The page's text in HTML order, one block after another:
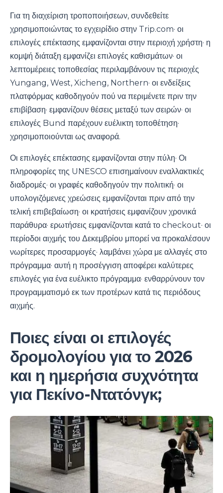
Για τη διαχείριση τροποποιήσεων, συνδεθείτε
χρησιμοποιώντας το εγχειρίδιο στην Trip.com· οι
επιλογές επέκτασης εμφανίζονται στην περιοχή χρήστη· η
κομψή διάταξη εμφανίζει επιλογές καθισμάτων· οι
λεπτομέρειες τοποθεσίας περιλαμβάνουν τις περιοχές
Yungang, West, Xicheng, Northern· οι ενδείξεις
πλατφόρμας καθοδηγούν πού να περιμένετε πριν την
επιβίβαση· εμφανίζουν θέσεις μεταξύ των σειρών· οι
επιλογές Bund παρέχουν ευέλικτη τοποθέτηση·
χρησιμοποιούνται ως αναφορά.
Οι επιλογές επέκτασης εμφανίζονται στην πύλη· Οι
πληροφορίες της UNESCO επισημαίνουν εναλλακτικές
διαδρομές· οι γραφές καθοδηγούν την πολιτική· οι
υπολογιζόμενες χρεώσεις εμφανίζονται πριν από την
τελική επιβεβαίωση· οι κρατήσεις εμφανίζουν χρονικά
παράθυρα· ερωτήσεις εμφανίζονται κατά το checkout· οι
περίοδοι αιχμής του Δεκεμβρίου μπορεί να προκαλέσουν
νωρίτερες προσαρμογές· λαμβάνει χώρα με αλλαγές στο
πρόγραμμα· αυτή η προσέγγιση αποφέρει καλύτερες
επιλογές για ένα ευέλικτο πρόγραμμα· ενθαρρύνουν τον
προγραμματισμό εκ των προτέρων κατά τις περιόδους
αιχμής.
Ποιες είναι οι επιλογές
δρομολογίου για το 2026
και η ημερήσια συχνότητα
για Πεκίνο-Ντατόνγκ;